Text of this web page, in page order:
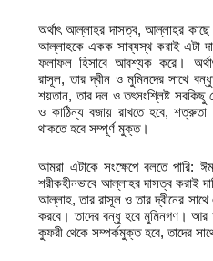
অর্থাৎ আল্লাহর দাসত্ব, আল্লাহর
আল্লাহকে একক সাব্যস্থ করাই এটা
ফলাফল হিসাবে আবশ্যক করে।
রাসূল, তার দ্বীন ও মুমিনদের সাথে
শয়তান, তার দল ও তৎসংশ্লিষ্ট সবকিছু
ও কাঠিন্য বজায় রাখতে হবে, শত্রুতা
থাকতে হবে সম্পূর্ণ মুক্ত।
আমরা এটাকে সংক্ষেপে বলতে পারি:
শরীকহীনভাবে আল্লাহর দাসত্ব করাই
আল্লাহ, তার রাসূল ও তার দ্বীনের
করবে। তাদের বন্ধু হবে মুমিনগণ।
কুফরী থেকে সম্পর্কমুক্ত হবে, তাদের